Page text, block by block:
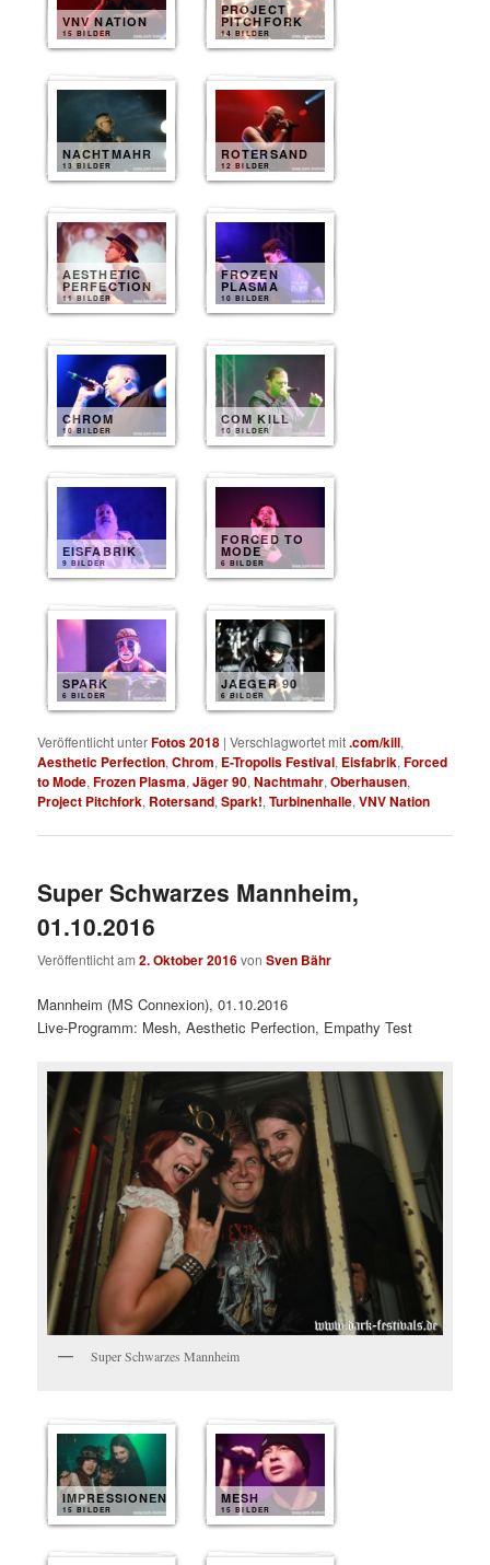
VNV NATION
15 BILDER
PROJECT
PITCHFORK
14 BILDER
NACHTMAHR
13 BILDER
ROTERSAND
12 BILDER
AESTHETIC
PERFECTION
11 BILDER
FROZEN
PLASMA
10 BILDER
CHROM
10 BILDER
COM KILL
10 BILDER
EISFABRIK
9 BILDER
FORCED TO
MODE
6 BILDER
SPARK
6 BILDER
JAEGER 90
6 BILDER
Veröffentlicht unterFotos 2018 |Verschlagwortet mit.com/kill,
Aesthetic Perfection,Chrom, E-Tropolis Festival, Eisfabrik,Forced
to Mode,Frozen Plasma,Jäger 90,Nachtmahr,Oberhausen,
Project Pitchfork, Rotersand,Spark!,Turbinenhalle,VNV Nation
Super Schwarzes Mannheim,
01.10.2016
Veröffentlicht am2. Oktober 2016vonSven Bähr
Mannheim (MS Connexion), 01.10.2016
Live-Programm: Mesh, Aesthetic Perfection, Empathy Test
Super Schwarzes Mannheim
IMPRESSIONEN
15 BILDER
MESH
15 BILDER